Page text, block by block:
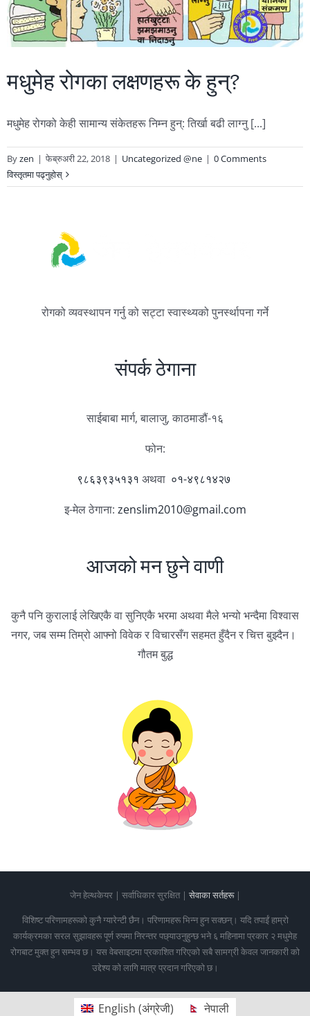
मधुमेह रोगका लक्षणहरू के हुन्?
मधुमेह रोगको केही सामान्य संकेतहरू निम्न हुन्: तिर्खा बढी लाग्नु [...]
Byzen | फेब्रुअरी 22, 2018 | Uncategorized @ne | 0 Comments
विस्तृतमा पढ्नुहोस्
रोगको व्यवस्थापन गर्नु को सट्टा स्वास्थ्यको पुनर्स्थापना गर्ने
संपर्क ठेगाना
साईबाबा मार्ग, बालाजु, काठमाडौं-१६
फोन:
९८६३९३५१३१ अथवा ०१-४९८१४२७
इ-मेल ठेगाना: zenslim2010@gmail.com
आजको मन छुने वाणी
कुनै पनि कुरालाई लेखिएकै वा सुनिएकै भरमा अथवा मैले भन्यो भन्दैमा विश्वास
नगर, जब सम्म तिम्रो आफ्नो विवेक र विचारसँग सहमत हुँदैन र चित्त बुझ्दैन।
गौतम बुद्ध
जेन हेल्थकेयर | सर्वाधिकार सुरक्षित | सेवाका सर्तहरू|
विशिष्ट परिणामहरूको कुनै ग्यारेन्टी छैन। परिणामहरू भिन्न हुन सक्छन्। यदि तपाईं हाम्रो
कार्यक्रमका सरल सुझावहरू पूर्ण रुपमा निरन्तर पछ्याउनुहुन्छ भने ६ महिनामा प्रकार २ मधुमेह
रोगबाट मुक्त हुन सम्भव छ। यस वेबसाइटमा प्रकाशित गरिएको सबै सामग्री केवल जानकारी को
उद्देश्य को लागि मात्र प्रदान गरिएको छ।
English (अंग्रेजी) नेपाली